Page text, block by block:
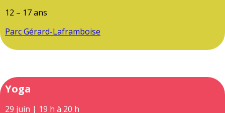
12 – 17 ans
Parc Gérard-Laframboise
Yoga
29 juin | 19 h à 20 h